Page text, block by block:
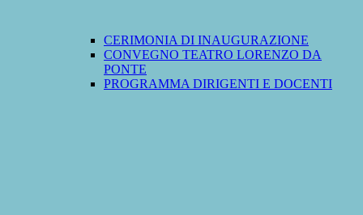
CERIMONIA DI INAUGURAZIONE
CONVEGNO TEATRO LORENZO DA
PONTE
PROGRAMMA DIRIGENTI E DOCENTI